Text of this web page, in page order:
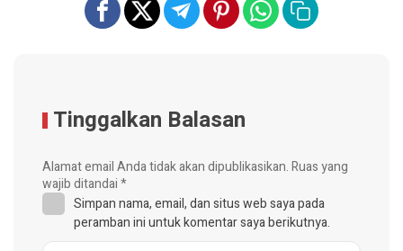
Tinggalkan Balasan
Alamat email Anda tidak akan dipublikasikan.Ruas yang
wajib ditandai*
Simpan nama, email, dan situs web saya pada
peramban ini untuk komentar saya berikutnya.